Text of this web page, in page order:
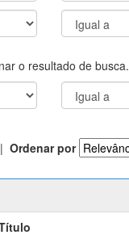
o resultado de busca.
| Ordenar por